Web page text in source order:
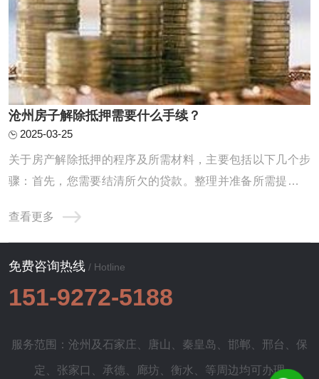
沧州房子解除抵押需要什么手续？
2025-03-25
关于房产解除抵押的程序及所需材料，主要包括以下几个步
骤：首先，您需要结清所欠的贷款。整理并准备所需提交的
行详细地解读与说明。1.待还款项的清偿：首当其冲的就是
您需要前往原本给您提供贷款服务的银行，办理贷款余额的
偿还事宜。在完成此项操作之后，银行将会向 ...
查看更多
免费咨询热线 / Hotline
151-9272-5188
服务范围：沧州及石家庄 唐山 秦皇岛 邯郸 邢台 保
定 张家口 承德 廊坊 衡水 、等周边均可办理